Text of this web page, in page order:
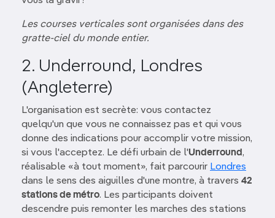
Les courses verticales sont organisées dans des
gratte-ciel du monde entier.
2. Underround, Londres
(Angleterre)
L'organisation est secrète: vous contactez
quelqu'un que vous ne connaissez pas et qui vous
donne des indications pour accomplir votre mission,
si vous l'acceptez. Le défi urbain de l'Underround,
réalisable «à tout moment», fait parcourir Londres
dans le sens des aiguilles d'une montre, à travers 42
stations de métro. Les participants doivent
descendre puis remonter les marches des stations